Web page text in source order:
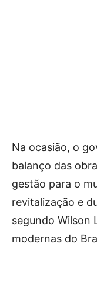
Na ocasião, o
balanço das
gestão para o
revitalização e
segundo Wilson
modernas do